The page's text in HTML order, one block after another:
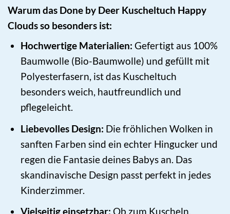
Warum das Done by Deer Kuscheltuch Happy
Clouds so besonders ist:
Hochwertige Materialien: Gefertigt aus 100%
Baumwolle (Bio-Baumwolle) und gefüllt mit
Polyesterfasern, ist das Kuscheltuch
besonders weich, hautfreundlich und
pflegeleicht.
Liebevolles Design: Die fröhlichen Wolken in
sanften Farben sind ein echter Hingucker und
regen die Fantasie deines Babys an. Das
skandinavische Design passt perfekt in jedes
Kinderzimmer.
Vielseitig einsetzbar: Ob zum Kuscheln,